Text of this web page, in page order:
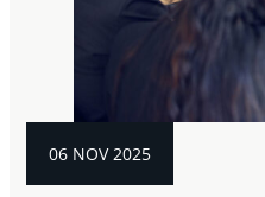
06 NOV 2025